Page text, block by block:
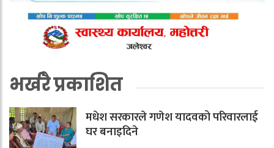
भर्खरै प्रकाशित
मधेश सरकारले गणेश यादवको परिवारलाई
घर बनाइदिने